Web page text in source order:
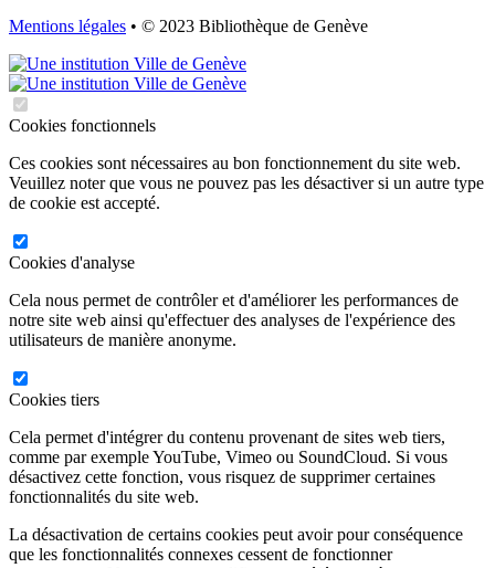
Mentions légales • © 2023 Bibliothèque de Genève
Cookies fonctionnels
Ces cookies sont nécessaires au bon fonctionnement du site web.
Veuillez noter que vous ne pouvez pas les désactiver si un autre type
de cookie est accepté.
Cookies d'analyse
Cela nous permet de contrôler et d'améliorer les performances de
notre site web ainsi qu'effectuer des analyses de l'expérience des
utilisateurs de manière anonyme.
Cookies tiers
Cela permet d'intégrer du contenu provenant de sites web tiers,
comme par exemple YouTube, Vimeo ou SoundCloud. Si vous
désactivez cette fonction, vous risquez de supprimer certaines
fonctionnalités du site web.
La désactivation de certains cookies peut avoir pour conséquence
que les fonctionnalités connexes cessent de fonctionner